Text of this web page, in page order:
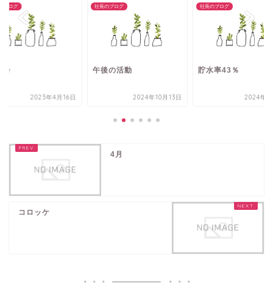
ブログ
会
2023年4月16日
社長のブログ
午後の活動
2024年10月13日
社長のブログ
貯水率43％
2024年3
4月
コロッケ